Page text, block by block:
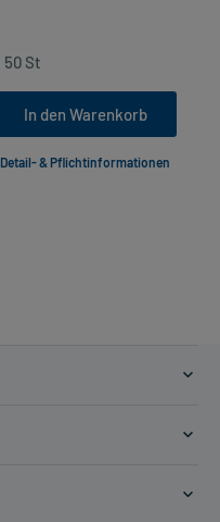
In den Warenkorb
Detail- & Pflichtinformationen